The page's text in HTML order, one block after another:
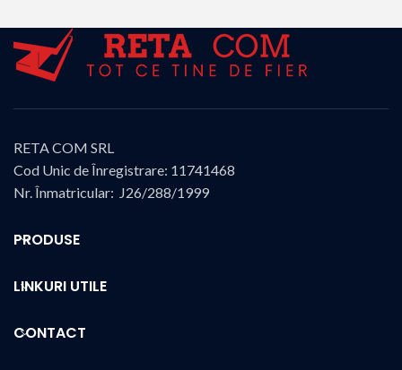
RETA COM SRL
Cod Unic de Înregistrare: 11741468
Nr. Înmatricular: J26/288/1999
PRODUSE
LINKURI UTILE
CONTACT